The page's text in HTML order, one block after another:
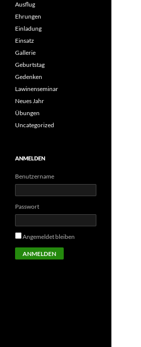
Ausflug
Ehrungen
Einladung
Einsatz
Gallerie
Geburtstag
Gedenken
Lawinenseminar
Neues Jahr
Übungen
Uncategorized
ANMELDEN
Benutzername
Passwort
Angemeldet bleiben
ANMELDEN